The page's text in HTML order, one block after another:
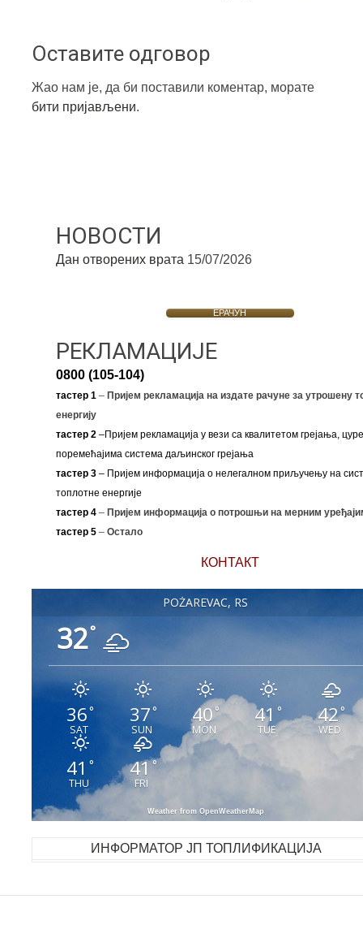
Оставите одговор
Жао нам је, да би поставили коментар, морате
бити пријављени.
НОВОСТИ
Дан отворених врата 15/07/2026
ЕРАЧУН
РЕКЛАМАЦИЈЕ
0800 (105-104)
тастер 1–Пријем рекламација на издате рачуне за утрошену
енергију
тастер 2–Пријем рекламација у вези са квалитетом грејања,
поремећајима система даљинског грејања
тастер 3– Пријем информација о нелегалном приључењу на
топлотне енергије
тастер 4 – Пријем информација о потрошњи на мерним
тастер 5 – Остало
КОНТАКТ
POŽAREVAC, RS
32°
36°
SAT
37 °
SUN
40°
MON
41 °
TUE
42°
WED
41 °
THU
41°
FRI
Weather from OpenWeatherMap
ИНФОРМАТОР ЈП ТОПЛИФИКАЦИЈА